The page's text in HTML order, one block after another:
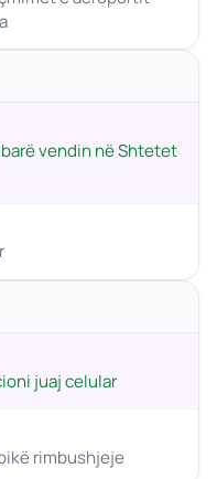
vendin në Shtetet
juaj celular
rimbushjeje